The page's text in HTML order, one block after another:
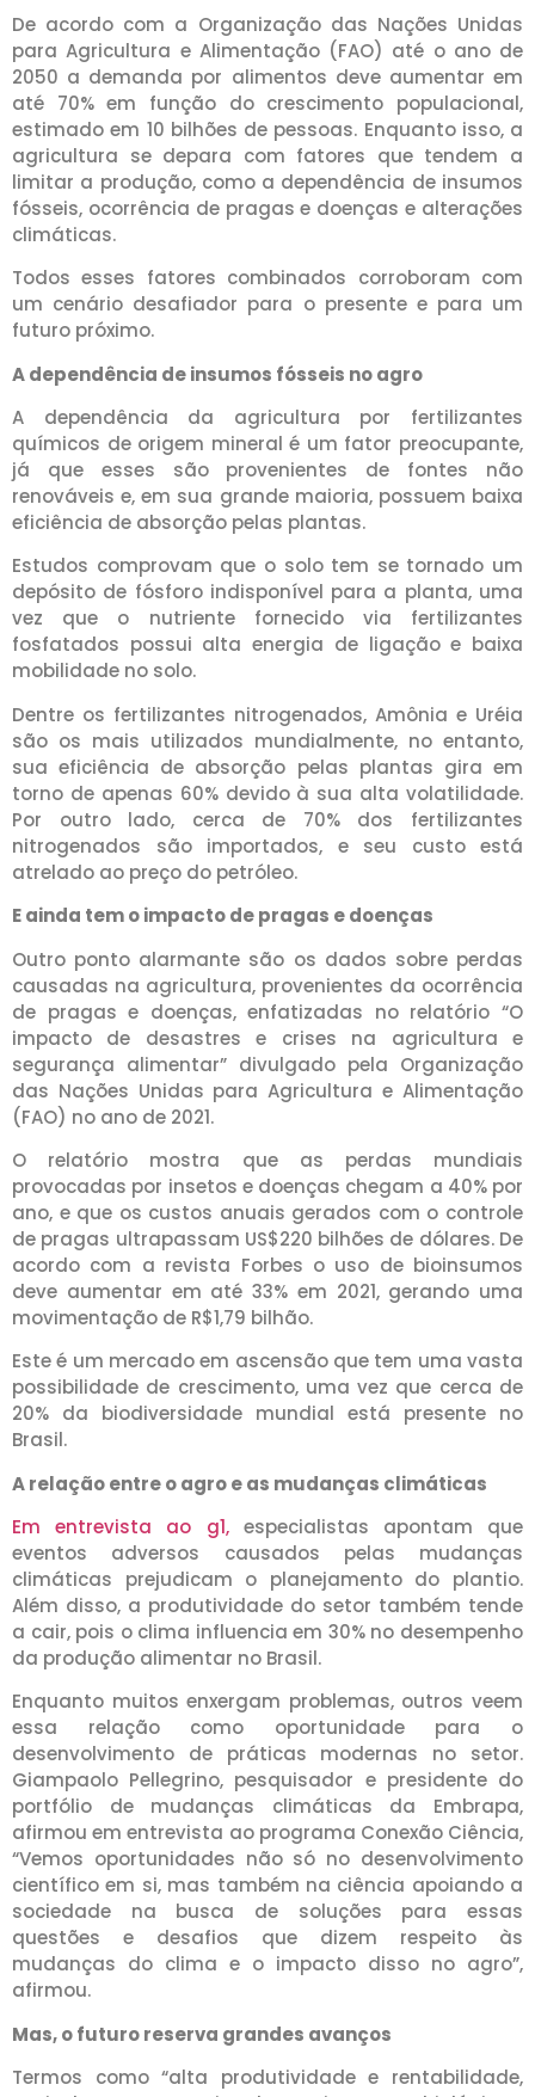
De acordo com a Organização das Nações Unidas
para Agricultura e Alimentação (FAO) até o ano de
2050 a demanda por alimentos deve aumentar em
até 70% em função do crescimento populacional,
estimado em 10 bilhões de pessoas. Enquanto isso, a
agricultura se depara com fatores que tendem a
limitar a produção, como a dependência de insumos
fósseis, ocorrência de pragas e doenças e alterações
climáticas.
Todos esses fatores combinados corroboram com
um cenário desafiador para o presente e para um
futuro próximo.
A dependência de insumos fósseis no agro
A dependência da agricultura por fertilizantes
químicos de origem mineral é um fator preocupante,
já que esses são provenientes de fontes não
renováveis e, em sua grande maioria, possuem baixa
eficiência de absorção pelas plantas.
Estudos comprovam que o solo tem se tornado um
depósito de fósforo indisponível para a planta, uma
vez que o nutriente fornecido via fertilizantes
fosfatados possui alta energia de ligação e baixa
mobilidade no solo.
Dentre os fertilizantes nitrogenados, Amônia e Uréia
são os mais utilizados mundialmente, no entanto,
sua eficiência de absorção pelas plantas gira em
torno de apenas 60% devido à sua alta volatilidade.
Por outro lado, cerca de 70% dos fertilizantes
nitrogenados são importados, e seu custo está
atrelado ao preço do petróleo.
E ainda tem o impacto de pragas e doenças
Outro ponto alarmante são os dados sobre perdas
causadas na agricultura, provenientes da ocorrência
de pragas e doenças, enfatizadas no relatório “O
impacto de desastres e crises na agricultura e
segurança alimentar” divulgado pela Organização
das Nações Unidas para Agricultura e Alimentação
(FAO) no ano de 2021.
O relatório mostra que as perdas mundiais
provocadas por insetos e doenças chegam a 40% por
ano, e que os custos anuais gerados com o controle
de pragas ultrapassam US$220 bilhões de dólares. De
acordo com a revista Forbes o uso de bioinsumos
deve aumentar em até 33% em 2021, gerando uma
movimentação de R$1,79 bilhão.
Este é um mercado em ascensão que tem uma vasta
possibilidade de crescimento, uma vez que cerca de
20% da biodiversidade mundial está presente no
Brasil.
A relação entre o agro e as mudanças climáticas
Em entrevista ao g1,especialistas apontam que
eventos adversos causados pelas mudanças
climáticas prejudicam o planejamento do plantio.
Além disso, a produtividade do setor também tende
a cair, pois o clima influencia em 30% no desempenho
da produção alimentar no Brasil.
Enquanto muitos enxergam problemas, outros veem
essa relação como oportunidade para o
desenvolvimento de práticas modernas no setor.
Giampaolo Pellegrino, pesquisador e presidente do
portfólio de mudanças climáticas da Embrapa,
afirmou em entrevista ao programa Conexão Ciência,
“Vemos oportunidades não só no desenvolvimento
científico em si, mas também na ciência apoiando a
sociedade na busca de soluções para essas
questões e desafios que dizem respeito às
mudanças do clima e o impacto disso no agro”,
afirmou.
Mas, o futuro reserva grandes avanços
Termos como “alta produtividade e rentabilidade,